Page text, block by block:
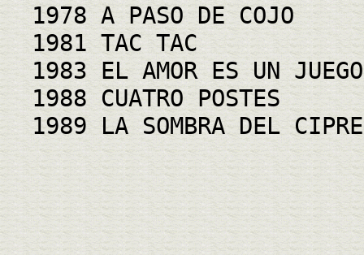
1978 A PASO DE COJO
1981 TAC TAC
1983 EL AMOR ES UN JUEGO
1988 CUATRO POSTES
1989 LA SOMBRA DEL